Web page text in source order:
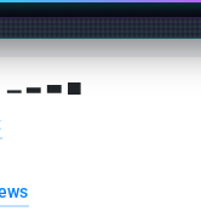
▁ ▂ ▃ ▄